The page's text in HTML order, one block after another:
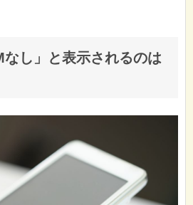
し」と表示されるのは